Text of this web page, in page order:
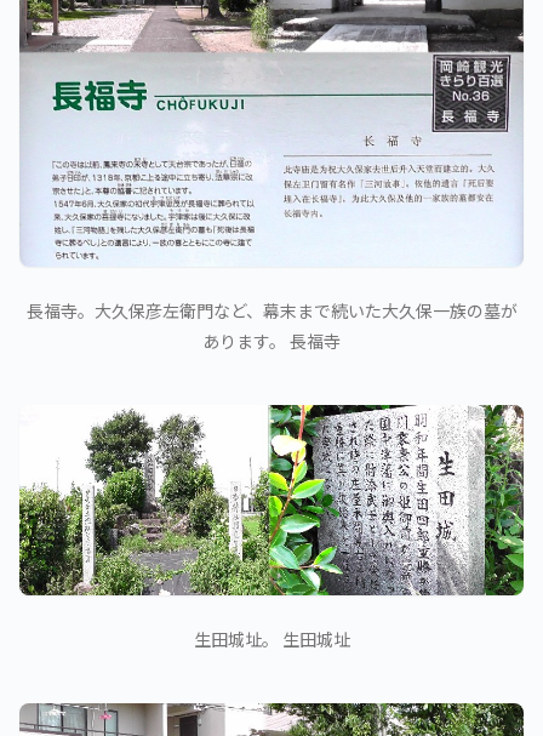
長福寺。大久保彦左衛門など、幕末まで続いた大久保一族の墓が
あります。 長福寺
生田城址。 生田城址